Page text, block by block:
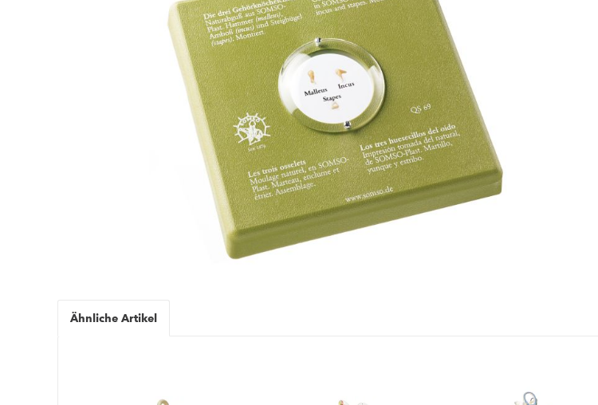
Ähnliche Artikel